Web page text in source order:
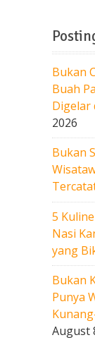
Bukan
Buah
Digelar
2026
Bukan
5
Nasi
yang
Bukan
Punya
August